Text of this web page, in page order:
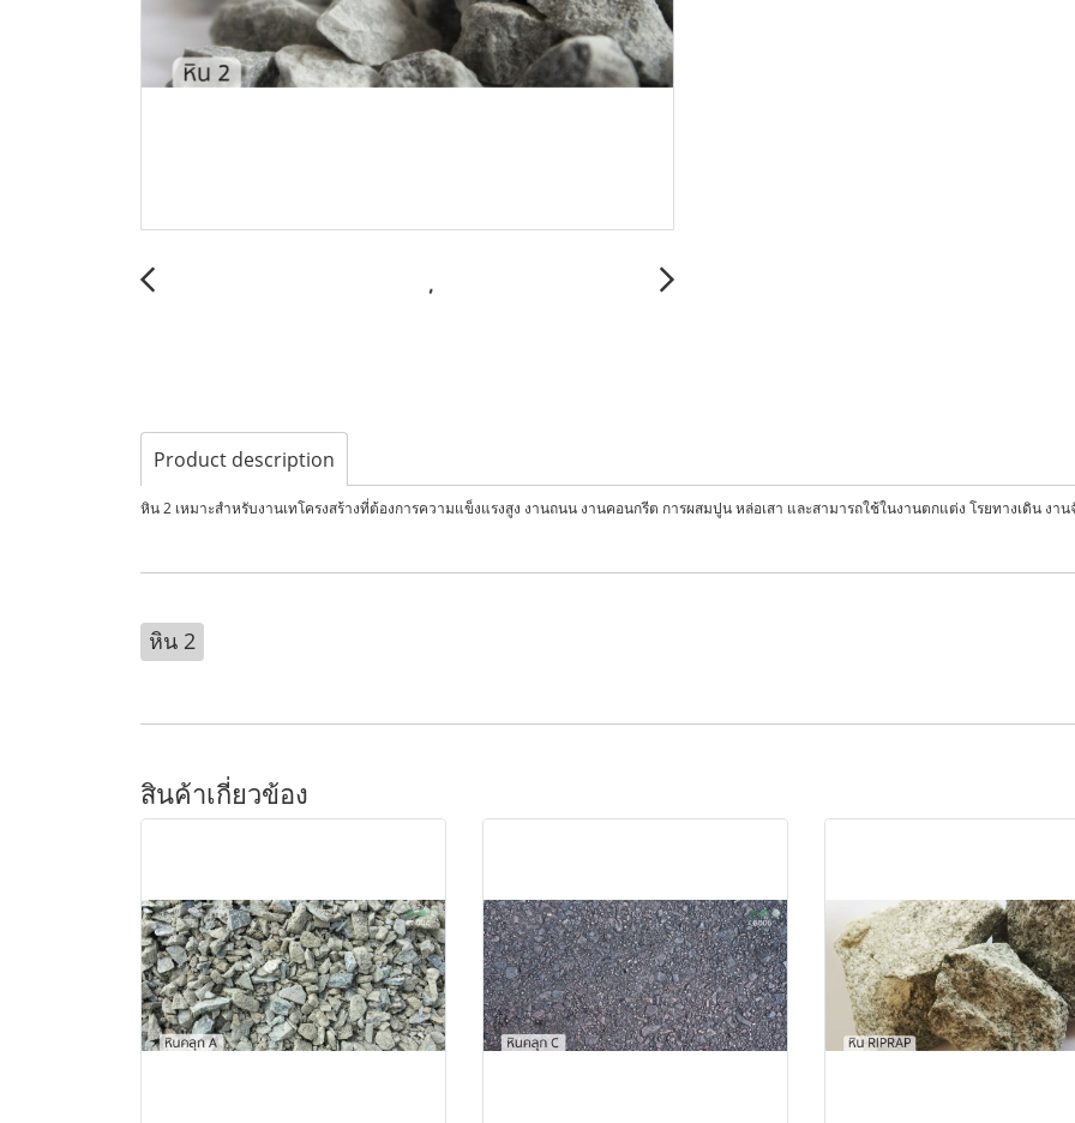
Product description
หิน 2 เหมาะสำหรับงานเทโครงสร้างที่ต้องการความแข็งแรงสูง งานถนน งานคอนกรีต การผสมปูน หล่อเสา และสามารถใช้ในงานตกแต่ง โรยทางเดิน งา
หิน 2
สินค้าเกี่ยวข้อง